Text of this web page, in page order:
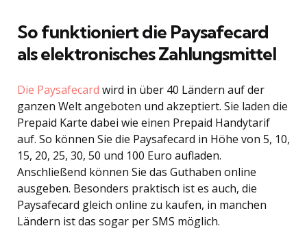
So funktioniert die Paysafecard
als elektronisches Zahlungsmittel
Die Paysafecard wird in über 40 Ländern auf der
ganzen Welt angeboten und akzeptiert. Sie laden die
Prepaid Karte dabei wie einen Prepaid Handytarif
auf. So können Sie die Paysafecard in Höhe von 5, 10,
15, 20, 25, 30, 50 und 100 Euro aufladen.
Anschließend können Sie das Guthaben online
ausgeben. Besonders praktisch ist es auch, die
Paysafecard gleich online zu kaufen, in manchen
Ländern ist das sogar per SMS möglich.